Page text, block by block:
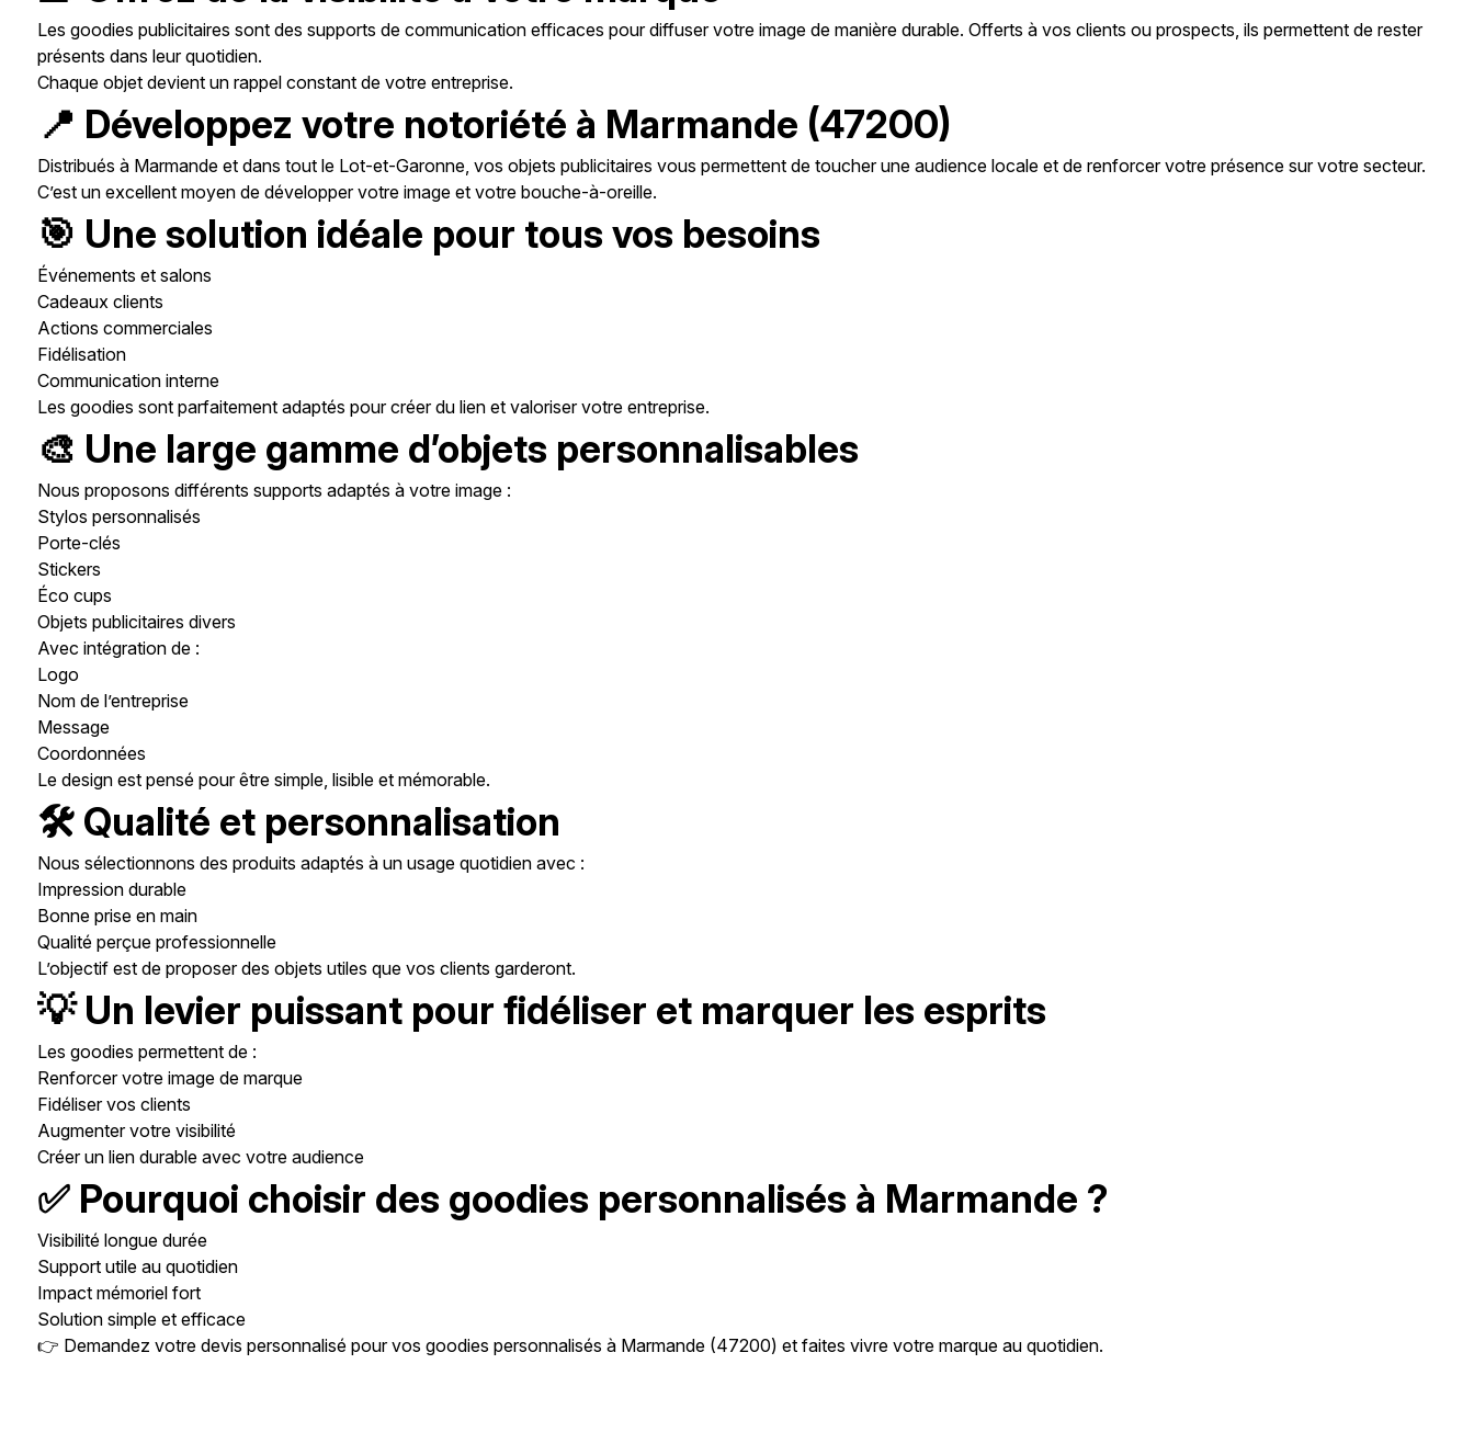
Les goodies publicitaires sont des supports de communication efficaces pour diffuser votre image de manière durable. Offerts à vos clients ou prospects, ils permettent de rester
présents dans leur quotidien.
Chaque objet devient un rappel constant de votre entreprise.
📍 Développez votre notoriété à Marmande (47200)
Distribués à Marmande et dans tout le Lot-et-Garonne, vos objets publicitaires vous permettent de toucher une audience locale et de renforcer votre présence sur votre secteur.
C’est un excellent moyen de développer votre image et votre bouche-à-oreille.
🎯 Une solution idéale pour tous vos besoins
Événements et salons
Cadeaux clients
Actions commerciales
Fidélisation
Communication interne
Les goodies sont parfaitement adaptés pour créer du lien et valoriser votre entreprise.
🎨 Une large gamme d’objets personnalisables
Nous proposons différents supports adaptés à votre image :
Stylos personnalisés
Porte-clés
Stickers
Éco cups
Objets publicitaires divers
Avec intégration de :
Logo
Nom de l’entreprise
Message
Coordonnées
Le design est pensé pour être simple, lisible et mémorable.
🛠️ Qualité et personnalisation
Nous sélectionnons des produits adaptés à un usage quotidien avec :
Impression durable
Bonne prise en main
Qualité perçue professionnelle
L’objectif est de proposer des objets utiles que vos clients garderont.
💡 Un levier puissant pour fidéliser et marquer les esprits
Les goodies permettent de :
Renforcer votre image de marque
Fidéliser vos clients
Augmenter votre visibilité
Créer un lien durable avec votre audience
✅ Pourquoi choisir des goodies personnalisés à Marmande ?
Visibilité longue durée
Support utile au quotidien
Impact mémoriel fort
Solution simple et efficace
👉 Demandez votre devis personnalisé pour vos goodies personnalisés à Marmande (47200) et faites vivre votre marque au quotidien.